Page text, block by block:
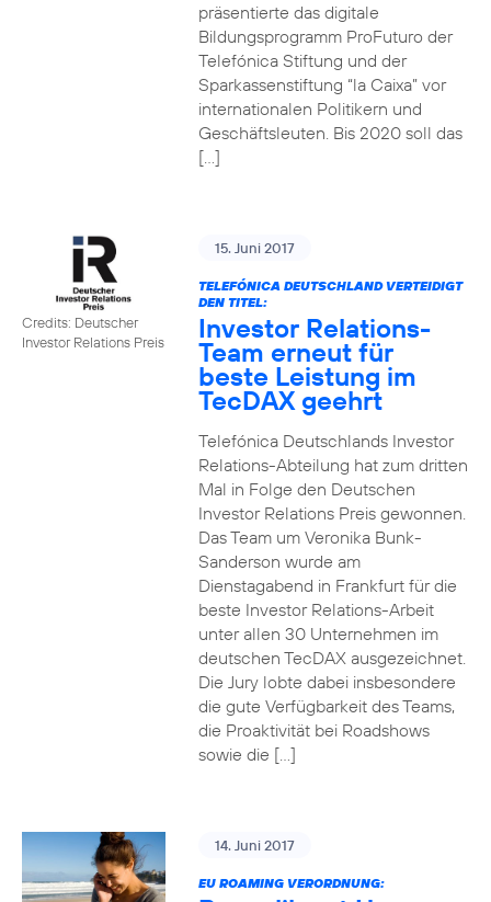
präsentierte das digitale
Bildungsprogramm ProFuturo der
Telefónica Stiftung und der
Sparkassenstiftung “la Caixa” vor
internationalen Politikern und
Geschäftsleuten. Bis 2020 soll das
[…]
Credits: Deutscher
Investor Relations Preis
15. Juni 2017
TELEFÓNICA DEUTSCHLAND VERTEIDIGT
DEN TITEL:
Investor Relations-
Team erneut für
beste Leistung im
TecDAX geehrt
Telefónica Deutschlands Investor
Relations-Abteilung hat zum dritten
Mal in Folge den Deutschen
Investor Relations Preis gewonnen.
Das Team um Veronika Bunk-
Sanderson wurde am
Dienstagabend in Frankfurt für die
beste Investor Relations-Arbeit
unter allen 30 Unternehmen im
deutschen TecDAX ausgezeichnet.
Die Jury lobte dabei insbesondere
die gute Verfügbarkeit des Teams,
die Proaktivität bei Roadshows
sowie die […]
14. Juni 2017
EU ROAMING VERORDNUNG: